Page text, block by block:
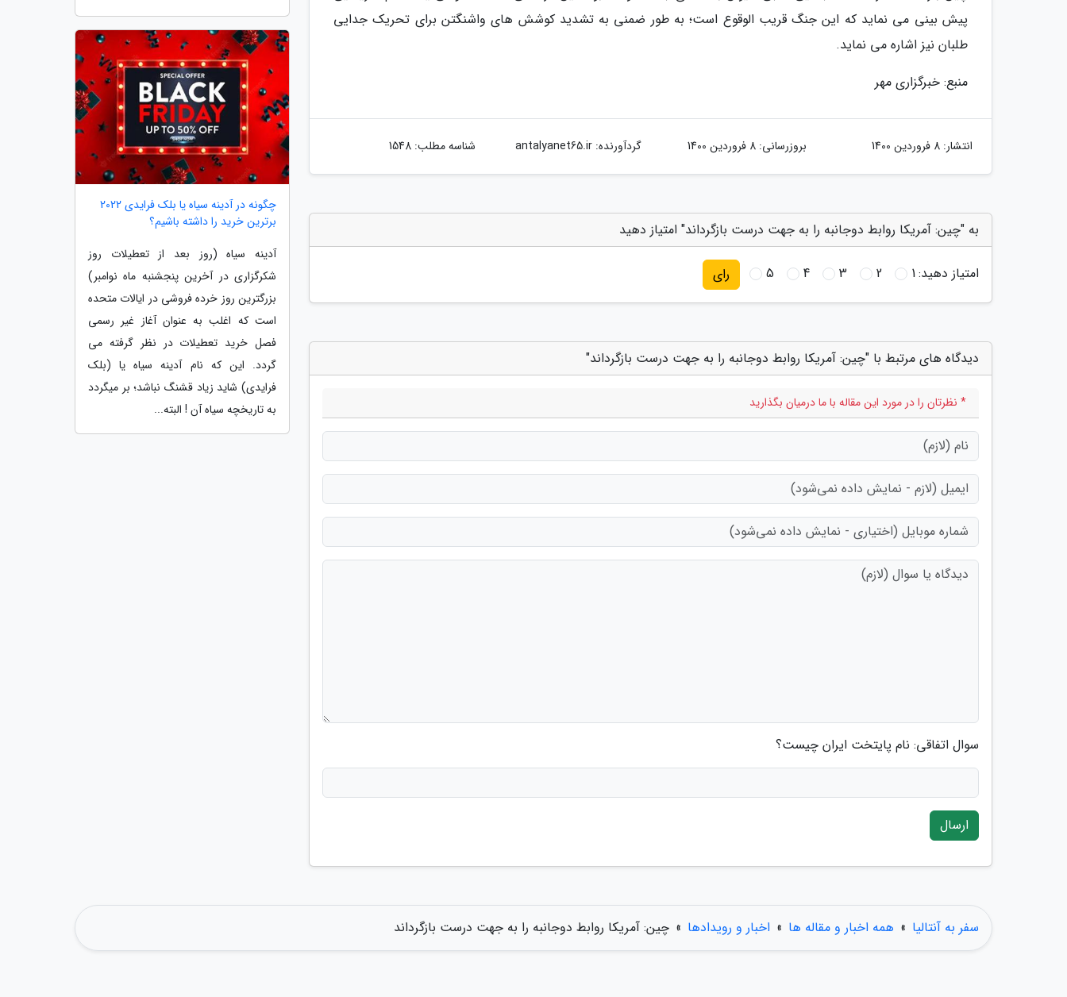
پیش بینی می نماید که این جنگ قریب الوقوع است؛ به طور ضمنی به تشدید کوشش های واشنگتن برای تحریک جدایی
طلبان نیز اشاره می نماید.
منبع: خبرگزاری مهر
انتشار: 8 فروردین 1400 بروزرسانی: 8 فروردین 1400 گردآورنده:antalyanet65.ir شناسه مطلب: 1548
به "چین: آمریکا روابط دوجانبه را به جهت درست بازگرداند" امتیاز دهید
امتیاز دهید:1
2
3
4
5 رای
دیدگاه های مرتبط با "چین: آمریکا روابط دوجانبه را به جهت درست بازگرداند"
* نظرتان را در مورد این مقاله با ما درمیان بگذارید
سوال اتفاقی: نام پایتخت ایران چیست؟
ارسال
چگونه در آدینه سیاه یا بلک فرایدی 2022
برترین خرید را داشته باشیم؟
آدینه سیاه (روز بعد از تعطیلات روز
شکرگزاری در آخرین پنجشنبه ماه نوامبر)
بزرگترین روز خرده فروشی در ایالات متحده
است که اغلب به عنوان آغاز غیر رسمی
فصل خرید تعطیلات در نظر گرفته می
گردد. این که نام آدینه سیاه یا (بلک
فرایدی) شاید زیاد قشنگ نباشد؛ بر میگردد
به تاریخچه سیاه آن ! البته...
سفر به آنتالیا » همه اخبار و مقاله ها » اخبار و رویدادها » چین: آمریکا روابط دوجانبه را به جهت درست بازگرداند